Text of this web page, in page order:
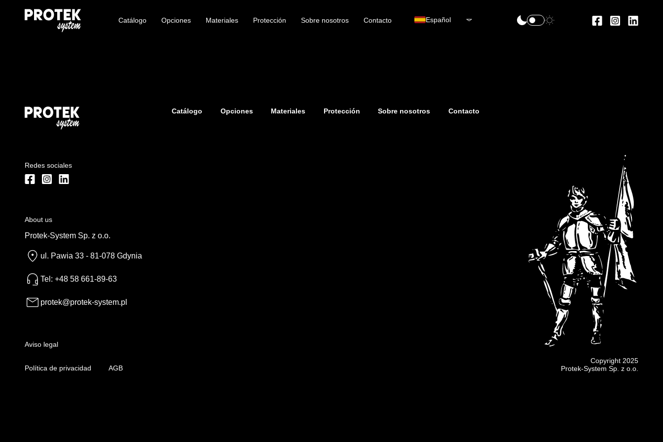
Catálogo Opciones Materiales Protección Sobre nosotros Contacto Español
Redes sociales
About us
Protek-System Sp. z o.o.
ul. Pawia 33 - 81-078 Gdynia
Tel: +48 58 661-89-63
protek@protek-system.pl
Aviso legal
Política de privacidad AGB
Catálogo Opciones Materiales Protección Sobre nosotros Contacto
Copyright 2025
Protek-System Sp. z o.o.